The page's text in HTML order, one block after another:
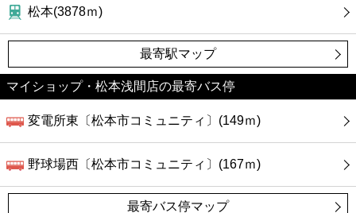
松本(3878ｍ)
最寄駅マップ
マイショップ・松本浅間店の最寄バス停
変電所東〔松本市コミュニティ〕(149ｍ)
野球場西〔松本市コミュニティ〕(167ｍ)
最寄バス停マップ